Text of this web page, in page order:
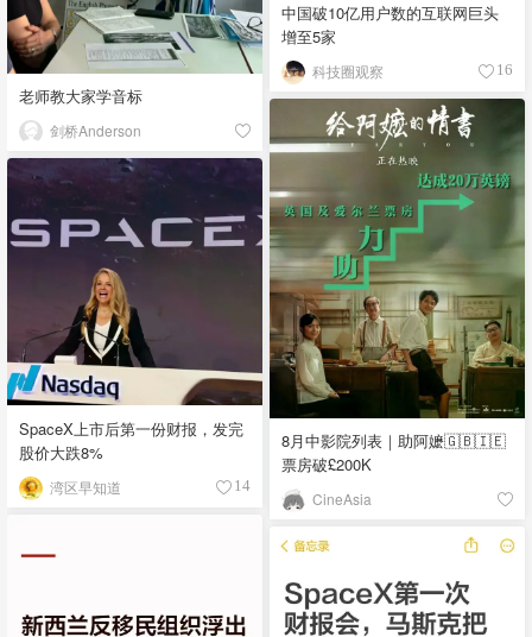
老师教大家学音标
剑桥Anderson
中国破10亿用户数的互联网巨头
增至5家
科技圈观察 16
8月中影院列表｜助阿嬷🇬🇧🇮🇪
票房破£200K
CineAsia
SpaceX上市后第一份财报，发完
股价大跌8%
湾区早知道 14